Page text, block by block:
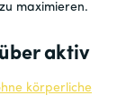
maximieren.
aktiv
körperliche